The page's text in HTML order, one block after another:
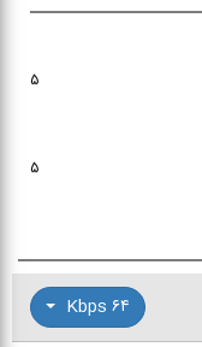
پیامبر (ص) و حتی
محمد ادامه یافته
و ماجراهای فراوانی
روایت می‌شود که هر زاویه